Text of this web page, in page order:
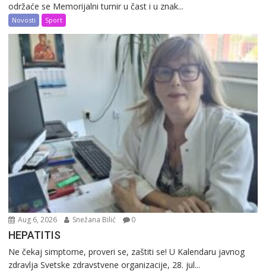
održaće se Memorijalni turnir u čast i u znak...
Novosti Sport
Aug 6, 2026 Snežana Bilić 0
HEPATITIS
Ne čekaj simptome, proveri se, zaštiti se! U Kalendaru javnog
zdravlja Svetske zdravstvene organizacije, 28. jul...